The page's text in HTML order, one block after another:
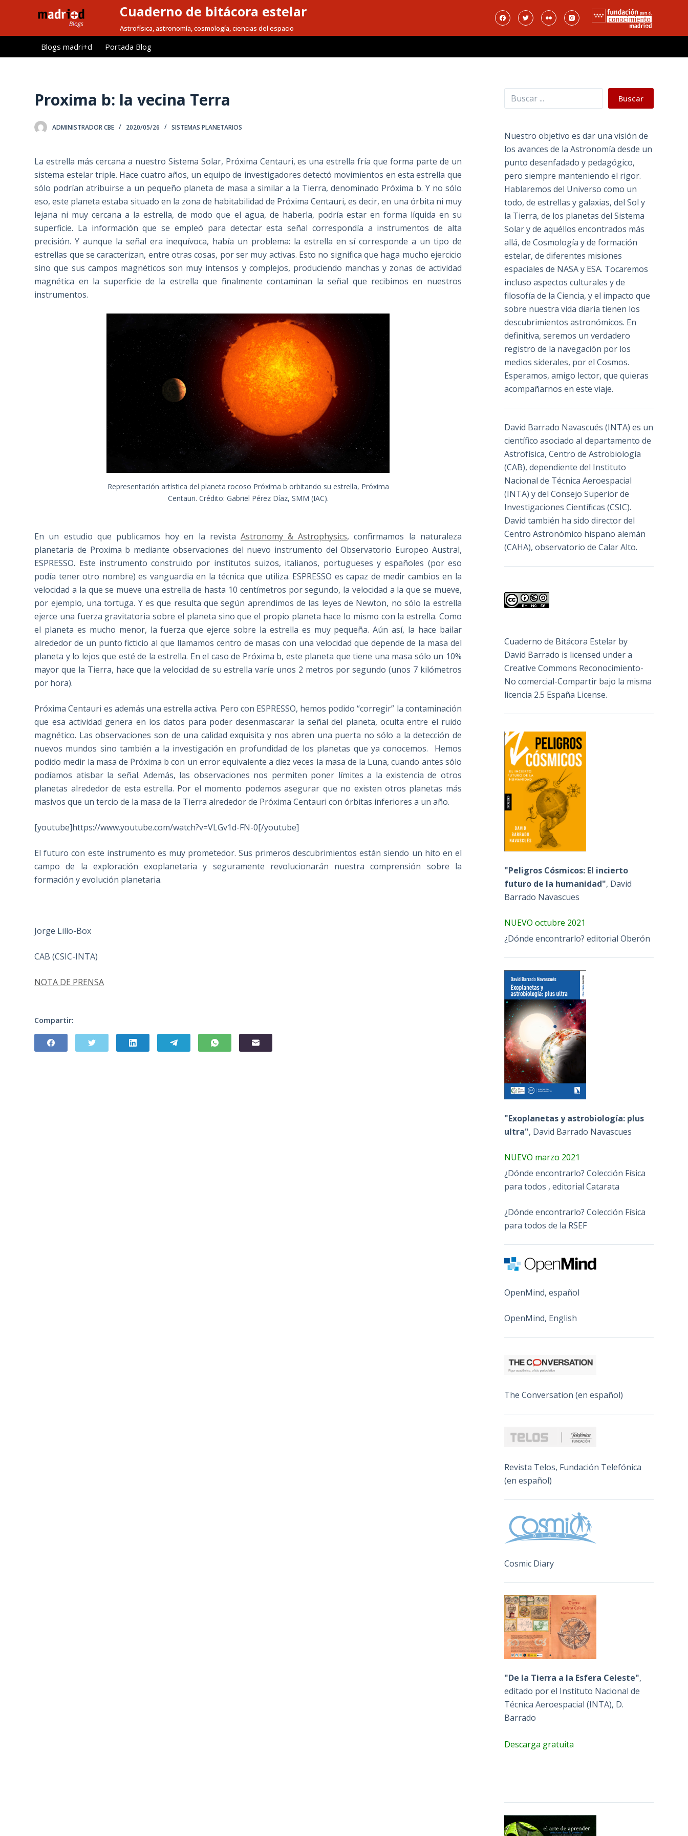
l
Cuaderno de bitácora estelar
Astrofísica, astronomía, cosmología, ciencias del espacio
Blogs madri+d Portada Blog
Proxima b: la vecina Terra
ADMINISTRADOR CBE 2020/05/26 SISTEMAS PLANETARIOS
La estrella más cercana a nuestro Sistema Solar, Próxima Centauri, es una estrella fría que forma parte de un
sistema estelar triple. Hace cuatro años, un equipo de investigadores detectó movimientos en esta estrella que
sólo podrían atribuirse a un pequeño planeta de masa a similar a la Tierra, denominado Próxima b. Y no sólo
eso, este planeta estaba situado en la zona de habitabilidad de Próxima Centauri, es decir, en una órbita ni muy
lejana ni muy cercana a la estrella, de modo que el agua, de haberla, podría estar en forma líquida en su
superficie. La información que se empleó para detectar esta señal correspondía a instrumentos de alta
precisión. Y aunque la señal era inequívoca, había un problema: la estrella en sí corresponde a un tipo de
estrellas que se caracterizan, entre otras cosas, por ser muy activas. Esto no significa que haga mucho ejercicio
sino que sus campos magnéticos son muy intensos y complejos, produciendo manchas y zonas de actividad
magnética en la superficie de la estrella que finalmente contaminan la señal que recibimos en nuestros
instrumentos.
Representación artística del planeta rocoso Próxima b orbitando su estrella, Próxima
Centauri. Crédito: Gabriel Pérez Díaz, SMM (IAC).
En un estudio que publicamos hoy en la revista Astronomy & Astrophysics, confirmamos la naturaleza
planetaria de Proxima b mediante observaciones del nuevo instrumento del Observatorio Europeo Austral,
ESPRESSO. Este instrumento construido por institutos suizos, italianos, portugueses y españoles (por eso
podía tener otro nombre) es vanguardia en la técnica que utiliza. ESPRESSO es capaz de medir cambios en la
velocidad a la que se mueve una estrella de hasta 10 centímetros por segundo, la velocidad a la que se mueve,
por ejemplo, una tortuga. Y es que resulta que según aprendimos de las leyes de Newton, no sólo la estrella
ejerce una fuerza gravitatoria sobre el planeta sino que el propio planeta hace lo mismo con la estrella. Como
el planeta es mucho menor, la fuerza que ejerce sobre la estrella es muy pequeña. Aún así, la hace bailar
alrededor de un punto ficticio al que llamamos centro de masas con una velocidad que depende de la masa del
planeta y lo lejos que esté de la estrella. En el caso de Próxima b, este planeta que tiene una masa sólo un 10%
mayor que la Tierra, hace que la velocidad de su estrella varíe unos 2 metros por segundo (unos 7 kilómetros
por hora).
Próxima Centauri es además una estrella activa. Pero con ESPRESSO, hemos podido “corregir” la contaminación
que esa actividad genera en los datos para poder desenmascarar la señal del planeta, oculta entre el ruido
magnético. Las observaciones son de una calidad exquisita y nos abren una puerta no sólo a la detección de
nuevos mundos sino también a la investigación en profundidad de los planetas que ya conocemos. Hemos
podido medir la masa de Próxima b con un error equivalente a diez veces la masa de la Luna, cuando antes sólo
podíamos atisbar la señal. Además, las observaciones nos permiten poner límites a la existencia de otros
planetas alrededor de esta estrella. Por el momento podemos asegurar que no existen otros planetas más
masivos que un tercio de la masa de la Tierra alrededor de Próxima Centauri con órbitas inferiores a un año.
[youtube]https://www.youtube.com/watch?v=VLGv1d-FN-0[/youtube]
El futuro con este instrumento es muy prometedor. Sus primeros descubrimientos están siendo un hito en el
campo de la exploración exoplanetaria y seguramente revolucionarán nuestra comprensión sobre la
formación y evolución planetaria.
Jorge Lillo-Box
CAB (CSIC-INTA)
NOTA DE PRENSA
Compartir:
Buscar Buscar
Nuestro objetivo es dar una visión de
los avances de la Astronomía desde un
punto desenfadado y pedagógico,
pero siempre manteniendo el rigor.
Hablaremos del Universo como un
todo, de estrellas y galaxias, del Sol y
la Tierra, de los planetas del Sistema
Solar y de aquéllos encontrados más
allá, de Cosmología y de formación
estelar, de diferentes misiones
espaciales de NASA y ESA. Tocaremos
incluso aspectos culturales y de
filosofía de la Ciencia, y el impacto que
sobre nuestra vida diaria tienen los
descubrimientos astronómicos. En
definitiva, seremos un verdadero
registro de la navegación por los
medios siderales, por el Cosmos.
Esperamos, amigo lector, que quieras
acompañarnos en este viaje.
David Barrado Navascués (INTA) es un
científico asociado al departamento de
Astrofísica, Centro de Astrobiología
(CAB), dependiente del Instituto
Nacional de Técnica Aeroespacial
(INTA) y del Consejo Superior de
Investigaciones Científicas (CSIC).
David también ha sido director del
Centro Astronómico hispano alemán
(CAHA), observatorio de Calar Alto.
Cuaderno de Bitácora Estelar by
David Barrado is licensed under a
Creative Commons Reconocimiento-
No comercial-Compartir bajo la misma
licencia 2.5 España License.
"Peligros Cósmicos: El incierto
futuro de la humanidad", David
Barrado Navascues
NUEVO octubre 2021
¿Dónde encontrarlo? editorial Oberón
"Exoplanetas y astrobiología: plus
ultra", David Barrado Navascues
NUEVO marzo 2021
¿Dónde encontrarlo? Colección Física
para todos , editorial Catarata
¿Dónde encontrarlo? Colección Física
para todos de la RSEF
OpenMind, español
OpenMind, English
The Conversation (en español)
Revista Telos, Fundación Telefónica
(en español)
Cosmic Diary
"De la Tierra a la Esfera Celeste",
editado por el Instituto Nacional de
Técnica Aeroespacial (INTA), D.
Barrado
Descarga gratuita